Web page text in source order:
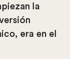
la
era en el